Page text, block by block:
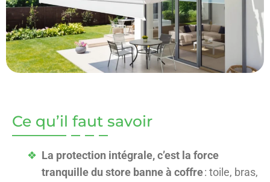
Ce qu’il faut savoir
La protection intégrale, c’est la force
tranquille du store banne à coffre: toile, bras,